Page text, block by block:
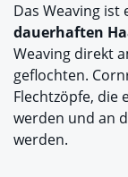
Das Weaving ist
dauerhaften
Weaving direkt
geflochten.
Flechtzöpfe, die
werden und an
werden.